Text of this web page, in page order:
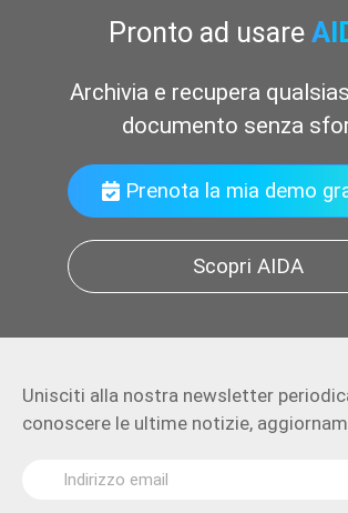
Pronto ad usare
Archivia e recupera
documento senza
Prenota la mia demo
Scopri AIDA
Unisciti alla nostra newsletter
conoscere le ultime notizie,